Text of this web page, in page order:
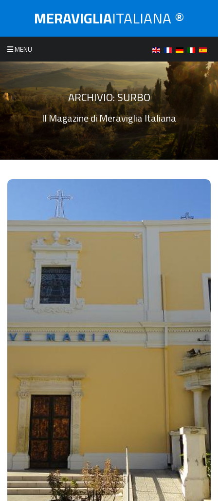
MERAVIGLIAITALIANA ®
MENU
ARCHIVIO:SURBO
Il Magazine di Meraviglia Italiana